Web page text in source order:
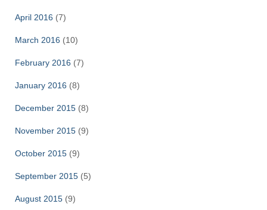
April 2016 (7)
March 2016 (10)
February 2016 (7)
January 2016 (8)
December 2015 (8)
November 2015 (9)
October 2015 (9)
September 2015 (5)
August 2015 (9)